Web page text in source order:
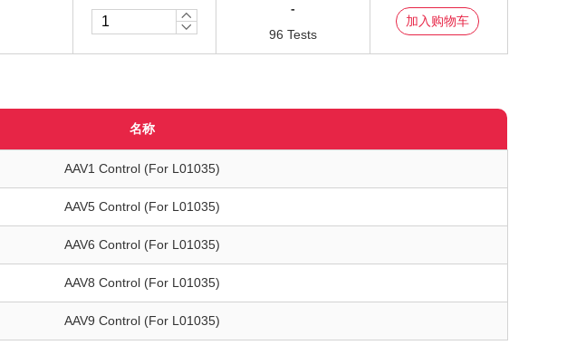
-
96 Tests
名称
AAV1 Control (For L01035)
AAV5 Control (For L01035)
AAV6 Control (For L01035)
AAV8 Control (For L01035)
AAV9 Control (For L01035)